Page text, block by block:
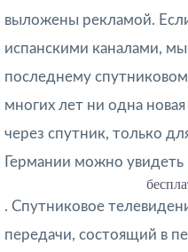
выложены рекламой.
испанскими каналами,
последнему
многих лет ни одна
через спутник, только
Германии можно
. Спутниковое
передачи, состоящий в